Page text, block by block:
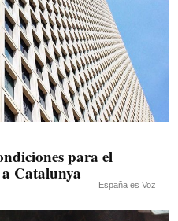
para el
Catalunya
España es Voz